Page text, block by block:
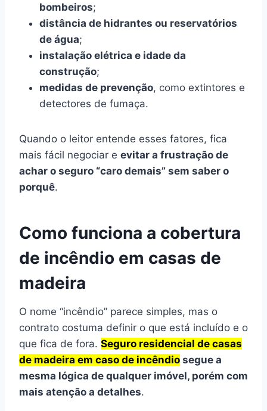
bombeiros;
distância de hidrantes ou reservatórios
de água;
instalação elétrica e idade da
construção;
medidas de prevenção, como extintores e
detectores de fumaça.
Quando o leitor entende esses fatores, fica
mais fácil negociar e evitar a frustração de
achar o seguro “caro demais” sem saber o
porquê.
Como funciona a cobertura
de incêndio em casas de
madeira
O nome “incêndio” parece simples, mas o
contrato costuma definir o que está incluído e o
que fica de fora. Seguro residencial de casas
de madeira em caso de incêndio segue a
mesma lógica de qualquer imóvel, porém com
mais atenção a detalhes.